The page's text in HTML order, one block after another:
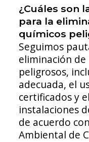
¿Cuáles son
para la
químicos
Seguimos
eliminación
peligrosos,
adecuada, el
certificados y
instalaciones
de acuerdo
Ambiental de